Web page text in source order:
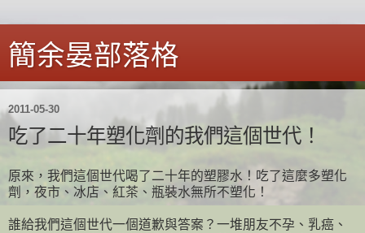
簡余晏部落格
2011-05-30
吃了二十年塑化劑的我們這個世代！
原來，我們這個世代喝了二十年的塑膠水！吃了這麼多塑化
劑，夜市、冰店、紅茶、瓶裝水無所不塑化！
誰給我們這個世代一個道歉與答案？一堆朋友不孕、乳癌、